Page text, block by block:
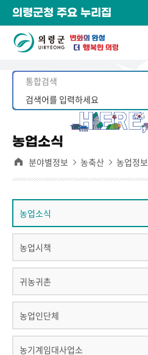
의령군청 주요 누리집
농업소식
분야별정보 농축산 농업정보
농업소식
농업시책
귀농귀촌
농업인단체
농기계임대사업소